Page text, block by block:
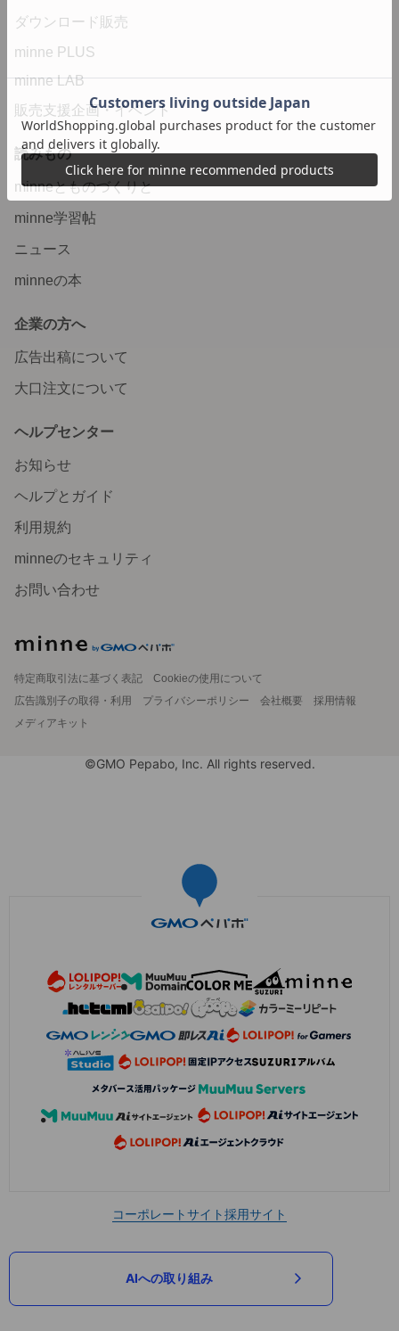
ダウンロード販売
minne PLUS
minne LAB
販売支援企画・イベント
読みもの
minneとものづくりと
minne学習帖
ニュース
minneの本
企業の方へ
広告出稿について
大口注文について
ヘルプセンター
お知らせ
ヘルプとガイド
利用規約
minneのセキュリティ
お問い合わせ
特定商取引法に基づく表記
Cookieの使用について
広告識別子の取得・利用
プライバシーポリシー 会社概要
採用情報
メディアキット
©GMO Pepabo, Inc. All rights reserved.
コーポレートサイト採用サイト
AIへの取り組み